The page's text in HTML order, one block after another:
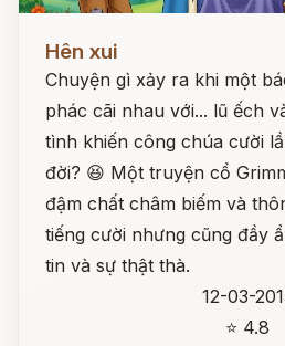
Hên xui
Chuyện gì xảy ra khi một
phác cãi nhau với... lũ ếch
tình khiến công chúa cười
đời? 😆 Một truyện cổ
đậm chất châm biếm và
tiếng cười nhưng cũng đầy
tin và sự thật thà.
12-03-
⭐ 4.8